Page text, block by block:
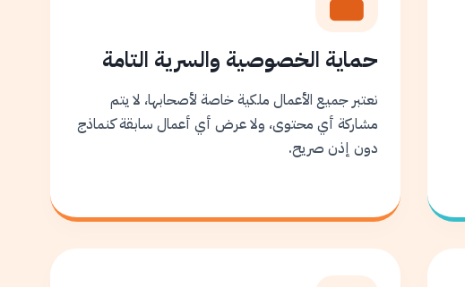
حماية الخصوصية والسرية التامة
نعتبر جميع الأعمال ملكية خاصة لأصحابها، لا يتم
مشاركة أي محتوى، ولا عرض أي أعمال سابقة كنماذج
دون إذن صريح.